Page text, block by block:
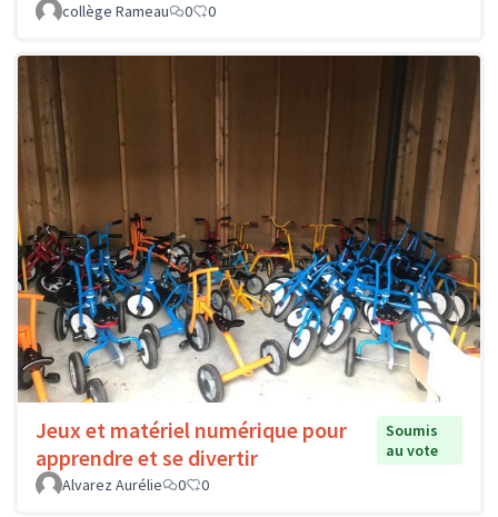
collège Rameau
0 0
Jeux et matériel numérique pour
apprendre et se divertir
Soumis
au vote
Alvarez Aurélie
0 0